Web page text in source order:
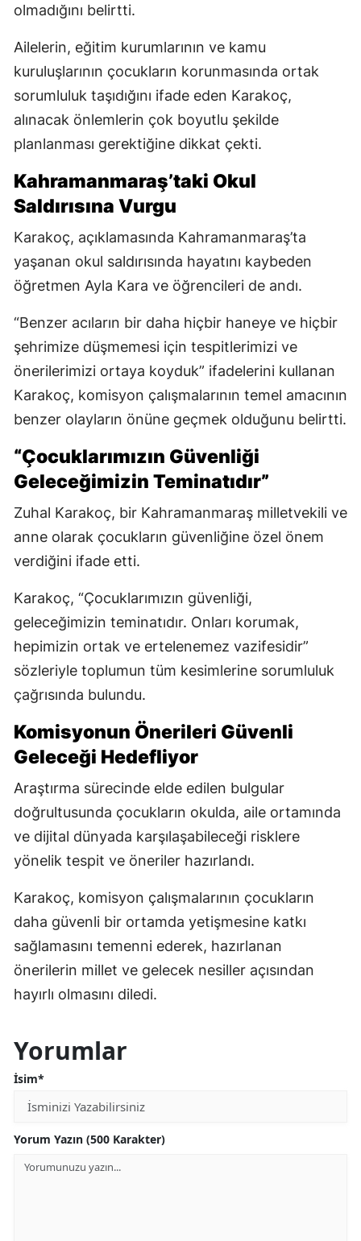
olmadığını belirtti.
Ailelerin, eğitim kurumlarının ve kamu
kuruluşlarının çocukların korunmasında ortak
sorumluluk taşıdığını ifade eden Karakoç,
alınacak önlemlerin çok boyutlu şekilde
planlanması gerektiğine dikkat çekti.
Kahramanmaraş’taki Okul
Saldırısına Vurgu
Karakoç, açıklamasında Kahramanmaraş’ta
yaşanan okul saldırısında hayatını kaybeden
öğretmen Ayla Kara ve öğrencileri de andı.
“Benzer acıların bir daha hiçbir haneye ve hiçbir
şehrimize düşmemesi için tespitlerimizi ve
önerilerimizi ortaya koyduk” ifadelerini kullanan
Karakoç, komisyon çalışmalarının temel amacının
benzer olayların önüne geçmek olduğunu belirtti.
“Çocuklarımızın Güvenliği
Geleceğimizin Teminatıdır”
Zuhal Karakoç, bir Kahramanmaraş milletvekili ve
anne olarak çocukların güvenliğine özel önem
verdiğini ifade etti.
Karakoç, “Çocuklarımızın güvenliği,
geleceğimizin teminatıdır. Onları korumak,
hepimizin ortak ve ertelenemez vazifesidir”
sözleriyle toplumun tüm kesimlerine sorumluluk
çağrısında bulundu.
Komisyonun Önerileri Güvenli
Geleceği Hedefliyor
Araştırma sürecinde elde edilen bulgular
doğrultusunda çocukların okulda, aile ortamında
ve dijital dünyada karşılaşabileceği risklere
yönelik tespit ve öneriler hazırlandı.
Karakoç, komisyon çalışmalarının çocukların
daha güvenli bir ortamda yetişmesine katkı
sağlamasını temenni ederek, hazırlanan
önerilerin millet ve gelecek nesiller açısından
hayırlı olmasını diledi.
Yorumlar
İsim*
Yorum Yazın (500 Karakter)